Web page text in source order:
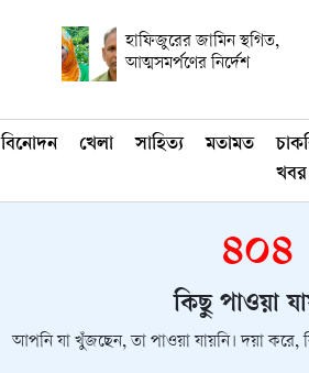
হাফিজুরের জামিন স্থগিত,
আত্মসমর্পণের নির্দেশ
বিনোদন খেলা সাহিত্য মতামত
খবর
৪০৪
কিছু পাওয়া
আপনি যা খুঁজছেন, তা পাওয়া যায়নি। দয়া করে,